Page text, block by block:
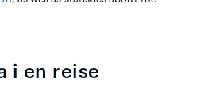
i en reise